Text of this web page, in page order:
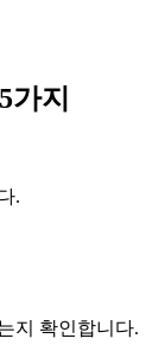
가지
.
지 확인합니다.